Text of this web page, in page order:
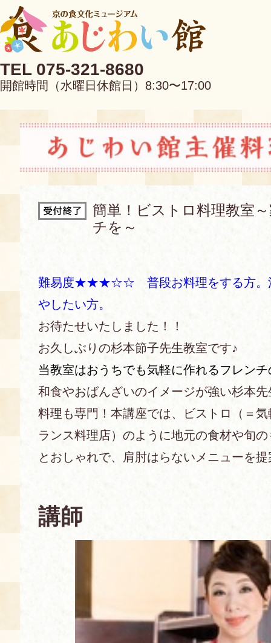
TEL 075-321-8680
開館時間（水曜日休館日）8:30〜17:00
EN 中文
あじわい館とは
京の食文化について
アクセス
FAQ
料理教室
募集中の教室
キャンセル・ご変更
展示室
展示室のご紹介
レンタル
備品リスト
使用料・お支払い方法
食の語り部の部屋
簡単！ビストロ料理教室
チを～
難易度★★★☆☆ 普段お料理をする方。
やしたい方。
お待たせいたしました！！
お久しぶりの杉本節子先生教室です♪
当教室はおうちでも気軽に作れるフレン
和食やおばんざいのイメージが強い杉本
料理も専門！本講座では、ビストロ（＝
ランス料理店）のように地元の食材や旬
とおしゃれで、肩肘はらないメニューを
講師